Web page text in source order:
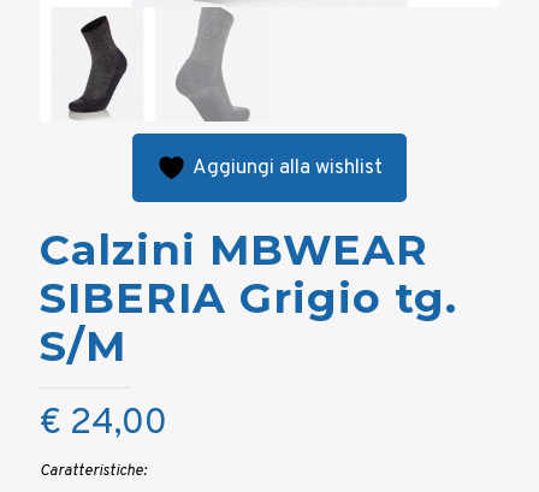
Aggiungi alla wishlist
Calzini MBWEAR
SIBERIA Grigio tg.
S/M
€ 24,00
Caratteristiche: